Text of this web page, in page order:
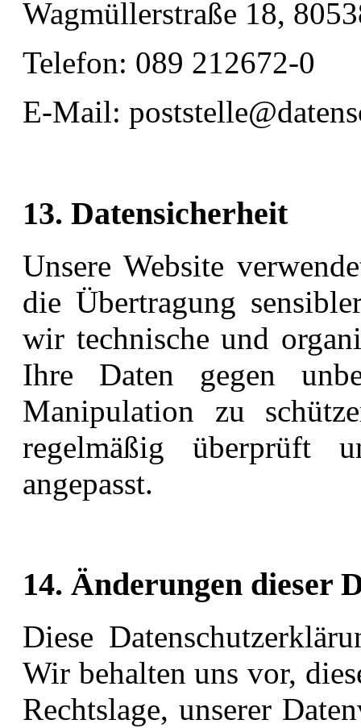
Wagmüllerstraße 18,
Telefon: 089 212672-0
E-Mail:
13. Datensicherheit
Unsere Website
die Übertragung
wir technische und
Ihre Daten gegen
Manipulation zu
regelmäßig überprüft
angepasst.
14. Änderungen dieser
Diese
Wir behalten uns vor,
Rechtslage, unserer